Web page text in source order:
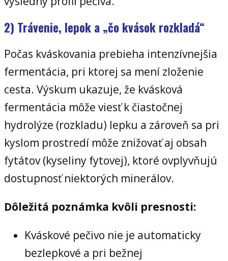
2) Trávenie, lepok a „čo kvások rozkladá“
Počas kváskovania prebieha intenzívnejšia
fermentácia, pri ktorej sa mení zloženie
cesta. Výskum ukazuje, že kvásková
fermentácia môže viesť k čiastočnej
hydrolýze (rozkladu) lepku a zároveň sa pri
kyslom prostredí môže znižovať aj obsah
fytátov (kyseliny fytovej), ktoré ovplyvňujú
dostupnosť niektorých minerálov.
Dôležitá poznámka kvôli presnosti:
Kváskové pečivo nie je automaticky
bezlepkové a pri bežnej